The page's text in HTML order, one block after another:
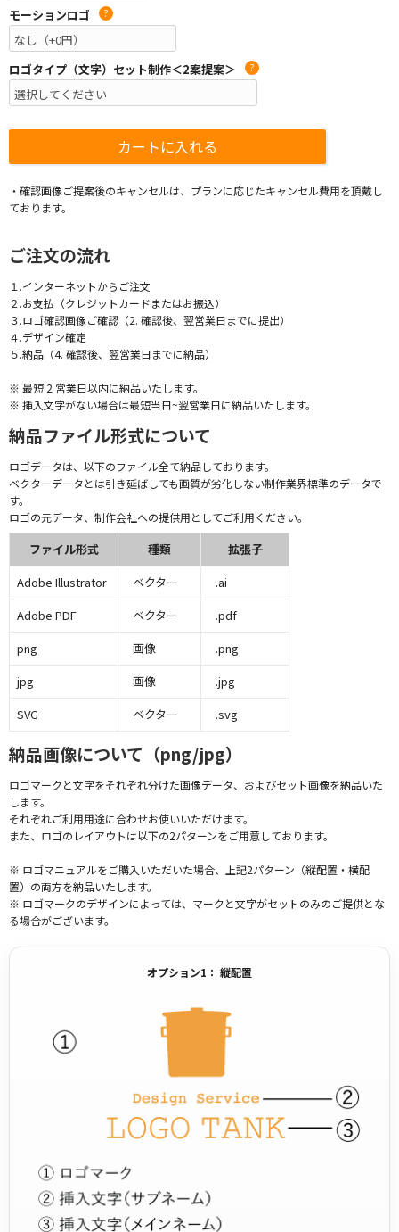
モーションロゴ ?
ロゴタイプ（文字）セット制作＜2案提案＞ ?
・確認画像ご提案後のキャンセルは、プランに応じたキャンセル費用を頂戴し
ております。
ご注文の流れ
１.インターネットからご注文
２.お支払（クレジットカードまたはお振込）
３.ロゴ確認画像ご確認（2. 確認後、翌営業日までに提出）
４.デザイン確定
５.納品（4. 確認後、翌営業日までに納品）
※ 最短 2 営業日以内に納品いたします。
※ 挿入文字がない場合は最短当日~翌営業日に納品いたします。
納品ファイル形式について
ロゴデータは、以下のファイル全て納品しております。
ベクターデータとは引き延ばしても画質が劣化しない制作業界標準のデータで
す。
ロゴの元データ、制作会社への提供用としてご利用ください。
ファイル形式 種類
拡張子
Adobe Illustrator
ベクター
.ai
Adobe PDF
ベクター
.pdf
png
画像
.png
jpg
画像
.jpg
SVG
ベクター .svg
納品画像について（png/jpg）
ロゴマークと文字をそれぞれ分けた画像データ、およびセット画像を納品いた
します。
それぞれご利用用途に合わせお使いいただけます。
また、ロゴのレイアウトは以下の2パターンをご用意しております。
※ ロゴマニュアルをご購入いただいた場合、上記2パターン（縦配置・横配
置）の両方を納品いたします。
※ ロゴマークのデザインによっては、マークと文字がセットのみのご提供とな
る場合がございます。
オプション1： 縦配置